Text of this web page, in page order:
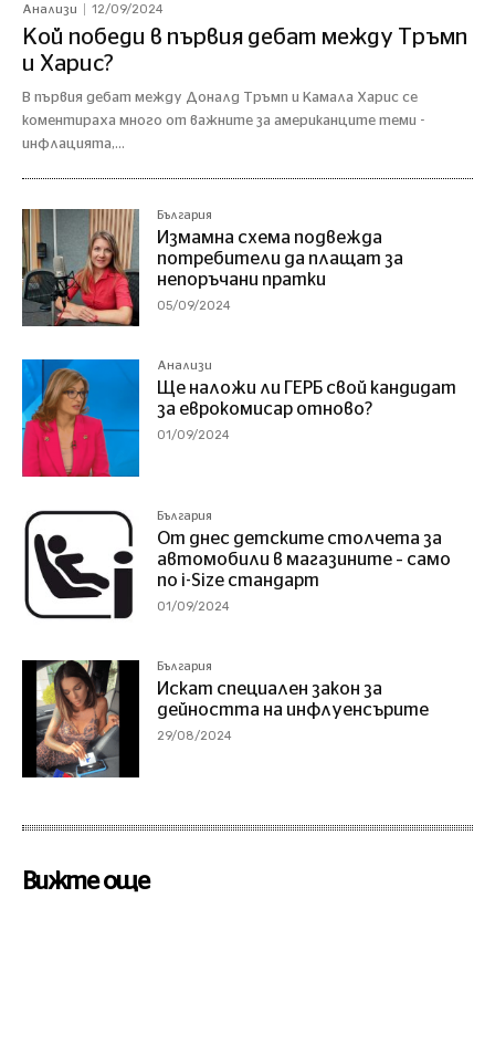
Анализи 12/09/2024
Кой победи в първия дебат между Тръмп
и Харис?
В първия дебат между Доналд Тръмп и Камала Харис се
коментираха много от важните за американците теми -
инфлацията,...
България
Измамна схема подвежда
потребители да плащат за
непоръчани пратки
05/09/2024
Анализи
Ще наложи ли ГЕРБ свой кандидат
за еврокомисар отново?
01/09/2024
България
От днес детските столчета за
автомобили в магазините – само
по i-Size стандарт
01/09/2024
България
Искат специален закон за
дейността на инфлуенсърите
29/08/2024
Вижте още